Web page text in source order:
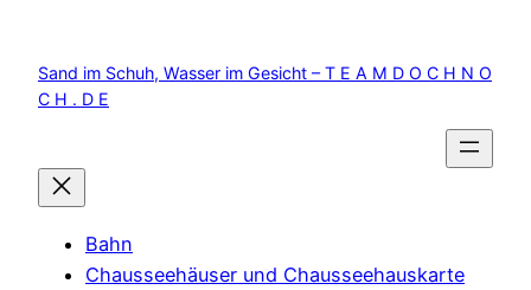
springen
Sand im Schuh, Wasser im Gesicht – T E A M D O C H N O
C H . D E
Bahn
Chausseehäuser und Chausseehauskarte